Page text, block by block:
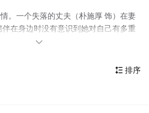
。一个失落的丈夫（朴施厚 饰）在妻
在身边时没有意识到她对自己有多重
追悔莫及。丈夫带着对妻子的想念与
命”表达她对丈夫的爱恋，而当妻子意外
一小摊前道：“老板，买两根麻花１老
，没有麻花。”阿呆：“明明是两根麻

 排序